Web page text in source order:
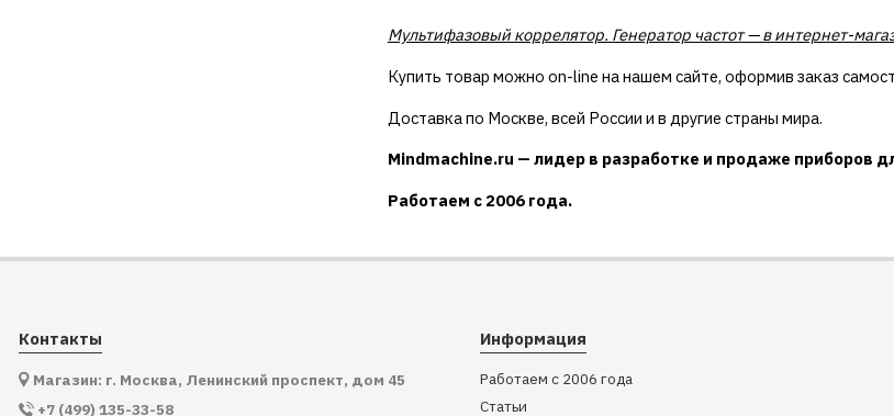
Мультифазовый коррелятор. Генератор частот — в интернет-
Купить товар можно on-line на нашем сайте, оформив заказ
Доставка по Москве, всей России и в другие страны мира.
Mindmachine.ru — лидер в разработке и продаже приборов
Работаем с 2006 года.
Контакты
Магазин: г. Москва, Ленинский проспект, дом 45
+7 (499) 135-33-58
Информация
Работаем с 2006 года
Статьи